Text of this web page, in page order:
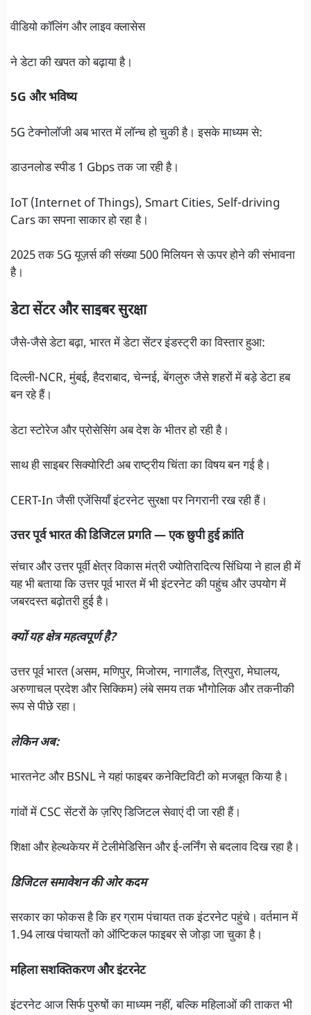
वीडियो कॉलिंग और लाइव क्लासेस
ने डेटा की खपत को बढ़ाया है।
5G और भविष्य
5G टेक्नोलॉजी अब भारत में लॉन्च हो चुकी है। इसके माध्यम से:
डाउनलोड स्पीड 1 Gbps तक जा रही है।
IoT (Internet of Things), Smart Cities, Self-driving
Cars का सपना साकार हो रहा है।
2025 तक 5G यूज़र्स की संख्या 500 मिलियन से ऊपर होने की संभावना
है।
डेटा सेंटर और साइबर सुरक्षा
जैसे-जैसे डेटा बढ़ा, भारत में डेटा सेंटर इंडस्ट्री का विस्तार हुआ:
दिल्ली-NCR, मुंबई, हैदराबाद, चेन्नई, बेंगलुरु जैसे शहरों में बड़े डेटा हब
बन रहे हैं।
डेटा स्टोरेज और प्रोसेसिंग अब देश के भीतर हो रही है।
साथ ही साइबर सिक्योरिटी अब राष्ट्रीय चिंता का विषय बन गई है।
CERT-In जैसी एजेंसियाँ इंटरनेट सुरक्षा पर निगरानी रख रही हैं।
उत्तर पूर्व भारत की डिजिटल प्रगति — एक छुपी हुई क्रांति
संचार और उत्तर पूर्वी क्षेत्र विकास मंत्री ज्योतिरादित्य सिंधिया ने हाल ही में
यह भी बताया कि उत्तर पूर्व भारत में भी इंटरनेट की पहुंच और उपयोग में
जबरदस्त बढ़ोतरी हुई है।
क्यों यह क्षेत्र महत्वपूर्ण है?
उत्तर पूर्व भारत (असम, मणिपुर, मिजोरम, नागालैंड, त्रिपुरा, मेघालय,
अरुणाचल प्रदेश और सिक्किम) लंबे समय तक भौगोलिक और तकनीकी
रूप से पीछे रहा।
लेकिन अब:
भारतनेट और BSNL ने यहां फाइबर कनेक्टिविटी को मजबूत किया है।
गांवों में CSC सेंटरों के ज़रिए डिजिटल सेवाएं दी जा रही हैं।
शिक्षा और हेल्थकेयर में टेलीमेडिसिन और ई-लर्निंग से बदलाव दिख रहा है।
डिजिटल समावेशन की ओर कदम
सरकार का फोकस है कि हर ग्राम पंचायत तक इंटरनेट पहुंचे। वर्तमान में
1.94 लाख पंचायतों को ऑप्टिकल फाइबर से जोड़ा जा चुका है।
महिला सशक्तिकरण और इंटरनेट
इंटरनेट आज सिर्फ पुरुषों का माध्यम नहीं, बल्कि महिलाओं की ताकत भी